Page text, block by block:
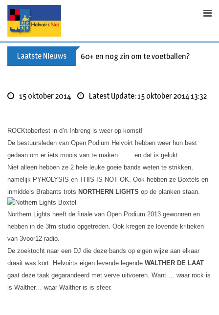
Skip
content
Laatste Nieuws 60+ en nog zin om te voetballen? Kom
15 oktober 2014 Latest Update: 15 oktober 2014 13:32
ROCKtoberfest in d’n Inbreng is weer op komst!
De bestuursleden van Open Podium Helvoirt hebben weer hun best
gedaan om er iets moois van te maken……..en dat is gelukt.
Niet alleen hebben ze 2 hele leuke goeie bands weten te strikken,
namelijk PYROLYSIS en THIS IS NOT OK. Ook hebben ze Boxtels en
inmiddels Brabants trots NORTHERN LIGHTS op de planken staan.
Northern Lights heeft de finale van Open Podium 2013 gewonnen en
hebben in de 3fm studio opgetreden. Ook kregen ze lovende kritieken
van 3voor12 radio.
De zoektocht naar een DJ die deze bands op eigen wijze aan elkaar
draait was kort: Helvoirts eigen levende legende WALTHER DE LAAT
gaat deze taak gegarandeerd met verve uitvoeren. Want … waar rock is
is Walther… waar Walther is is sfeer.